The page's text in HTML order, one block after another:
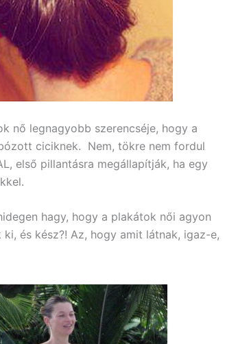
nő legnagyobb szerencséje, hogy a
ciciknek. Nem, tökre nem fordul
első pillantásra megállapítják, ha egy
hagy, hogy a plakátok női agyon
és kész?! Az, hogy amit látnak, igaz-e,